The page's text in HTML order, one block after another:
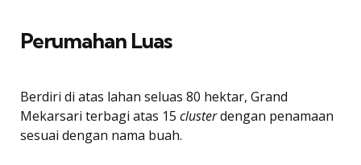
Perumahan Luas
Berdiri di atas lahan seluas 80 hektar, Grand
Mekarsari terbagi atas 15 clusterdengan penamaan
sesuai dengan nama buah.